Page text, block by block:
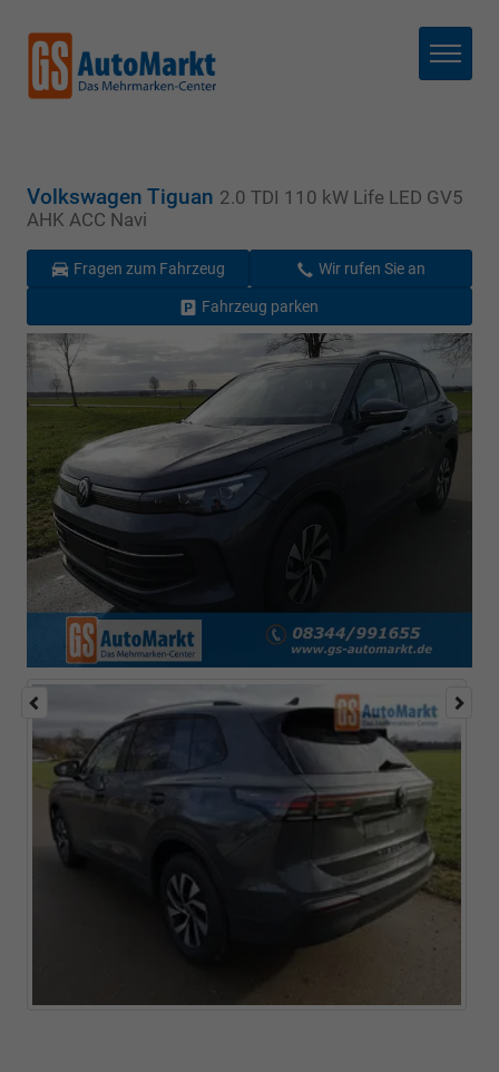
Menü
Volkswagen Tiguan 2.0 TDI 110 kW Life LED GV5
AHK ACC Navi
Fragen zum Fahrzeug Wir rufen Sie an
Fahrzeug parken